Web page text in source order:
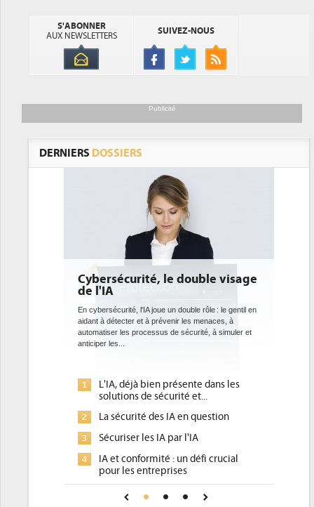
S'ABONNER
AUX NEWSLETTERS
SUIVEZ-NOUS
Publicité
DERNIERS DOSSIERS
visage
rôle : le gentil en
DEE: l'efficacité énergétique
bientôt une obligation pour les
datacenters
Des datacenters plus durables et plus efficaces, c'est
ce que recherchent les pouvoirs publics européens
avec la mise en oeuvre de la nouvelle Directive sur
1
Qu'est-ce que la DEE (directive
d'efficacité énergétique) ?
2
DEE, une pression administrative
place pour répondre à...
Phocea DC dans les cordes pour la
DEE